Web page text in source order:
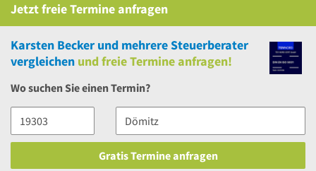
JetztfreieTermine anfragen
Karsten Becker und mehrereSteuerberater
vergleichen undfreieTermine anfragen!
Wo suchen Sie einen Termin?
Gratis Termine anfragen